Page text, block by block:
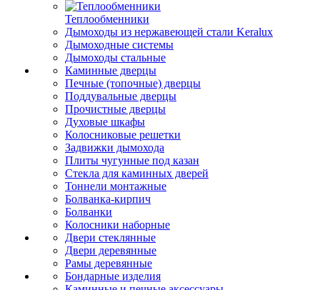
Теплообменники
Дымоходы из нержавеющей стали Keralux
Дымоходные системы
Дымоходы стальные
Каминные дверцы
Печные (топочные) дверцы
Поддувальные дверцы
Прочистные дверцы
Духовые шкафы
Колосниковые решетки
Задвижки дымохода
Плиты чугунные под казан
Стекла для каминных дверей
Тоннели монтажные
Болванка-кирпич
Болванки
Колосники наборные
Двери стеклянные
Двери деревянные
Рамы деревянные
Бондарные изделия